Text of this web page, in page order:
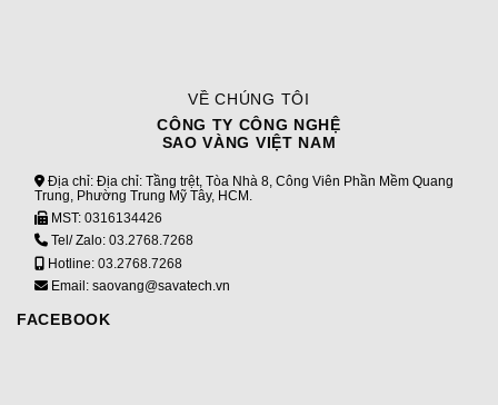
VỀ CHÚNG TÔI
CÔNG TY CÔNG NGHỆ
SAO VÀNG VIỆT NAM
Địa chỉ: Địa chỉ: Tầng trệt, Tòa Nhà 8, Công Viên Phần Mềm Quang
Trung, Phường Trung Mỹ Tây, HCM.
MST: 0316134426
Tel/ Zalo: 03.2768.7268
Hotline: 03.2768.7268
Email: saovang@savatech.vn
FACEBOOK